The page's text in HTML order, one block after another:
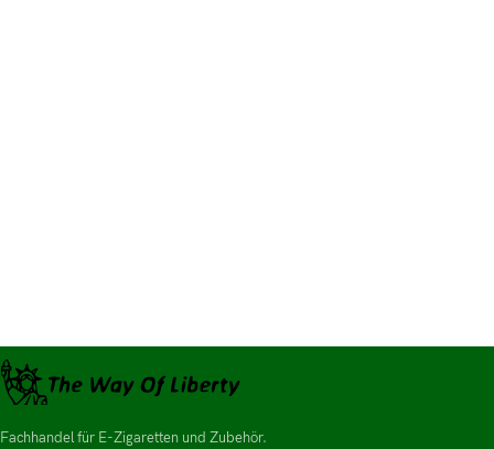
Fachhandel für E-Zigaretten und Zubehör.